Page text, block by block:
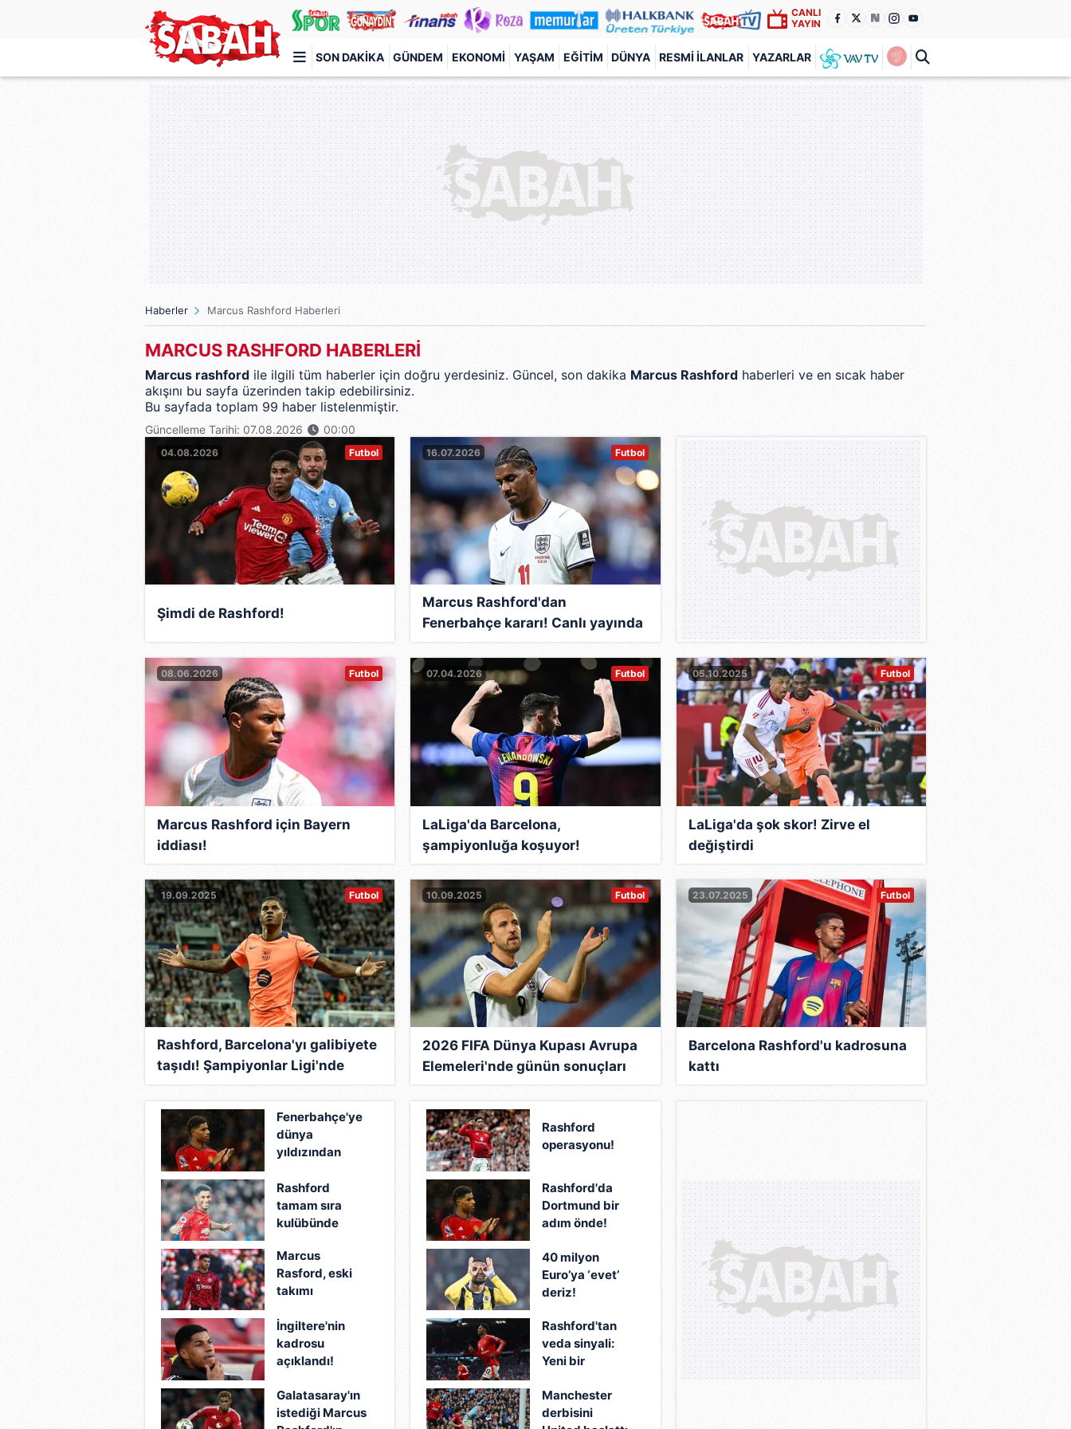
CANLI
YAYIN
SON DAKIKA GÜNDEM EKONOMI YAŞAM EĞITIM DÜNYA RESMI İLANLAR YAZARLAR
Türkiye'nin en iyi haber sitesi
Haberler Marcus Rashford Haberleri
MARCUS RASHFORD HABERLERİ
Marcus rashford ile ilgili tüm haberler için doğru yerdesiniz. Güncel, son dakika Marcus Rashford haberleri ve en sıcak haber
akışını bu sayfa üzerinden takip edebilirsiniz.
Bu sayfada toplam 99 haber listelenmiştir.
Güncelleme Tarihi: 07.08.2026 00:00
04.08.2026 Futbol
Şimdi de Rashford!
16.07.2026 Futbol
Marcus Rashford'dan
Fenerbahçe kararı! Canlı yayında
açıklandı...
08.06.2026 Futbol
Marcus Rashford için Bayern
iddiası!
07.04.2026 Futbol
LaLiga'da Barcelona,
şampiyonluğa koşuyor!
05.10.2025 Futbol
LaLiga'da şok skor! Zirve el
değiştirdi
19.09.2025 Futbol
Rashford, Barcelona'yı galibiyete
taşıdı! Şampiyonlar Ligi'nde
gecenin sonuçları...
10.09.2025 Futbol
2026 FIFA Dünya Kupası Avrupa
Elemeleri'nde günün sonuçları
23.07.2025 Futbol
Barcelona Rashford'u kadrosuna
kattı
Fenerbahçe'ye
dünya
yıldızından
Yeni takımı
belli oluyor...
Rashford
tamam sıra
kulübünde
Marcus
Rasford, eski
takımı
United'a geri
dönüyor
İngiltere'nin
kadrosu
açıklandı!
döndü...
Galatasaray'ın
istediği Marcus
Rashford
operasyonu!
Rashford'da
Dortmund bir
adım önde!
40 milyon
Euro’ya ‘evet’
deriz!
Rashford'tan
veda sinyali:
Yeni bir
hazırım!
Manchester
derbisini